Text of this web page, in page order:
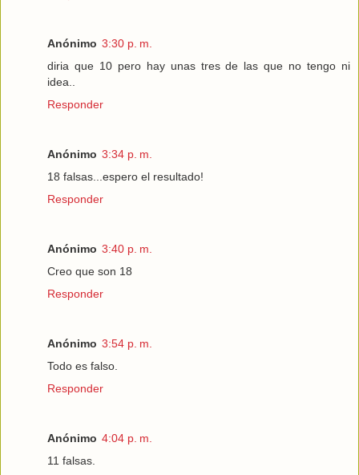
Anónimo 3:30 p. m.
diria que 10 pero hay unas tres de las que no tengo ni
idea..
Responder
Anónimo 3:34 p. m.
18 falsas...espero el resultado!
Responder
Anónimo 3:40 p. m.
Creo que son 18
Responder
Anónimo 3:54 p. m.
Todo es falso.
Responder
Anónimo 4:04 p. m.
11 falsas.